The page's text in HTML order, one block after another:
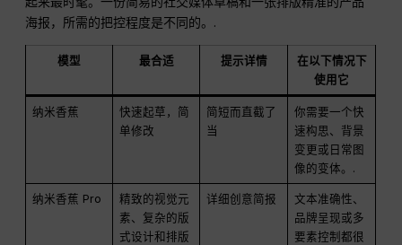
海报，所需的把控程度是不同的。.
模型 最合适 提示详情
在以下情况下
使用它
纳米香蕉
快速起草，简
单修改
简短而直截了
当
你需要一个快
速构思、背景
变更或日常图
像的变体。.
纳米香蕉 Pro
精致的视觉元
素、复杂的版
式设计和排版
详细创意简报
文本准确性、
品牌呈现或多
要素控制都很